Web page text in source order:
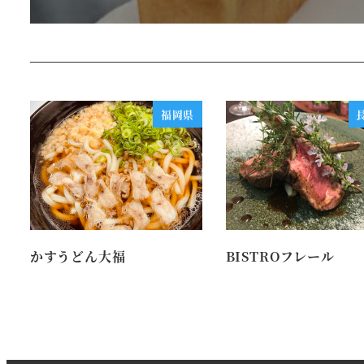
福岡県
かすうどん大福 BISTROフレール